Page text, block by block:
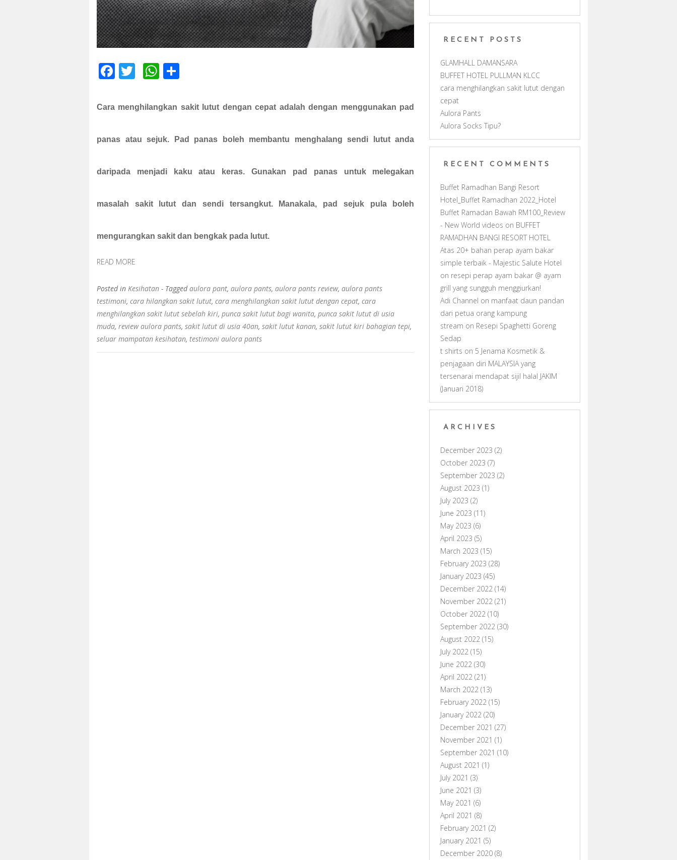
F
e
o
k
T
tt
W
at
A
p
ar
Cara menghilangkan sakit lutut dengan cepat adalah dengan menggunakan pad
panas atau sejuk. Pad panas boleh membantu menghalang sendi lututanda
daripada menjadi kaku atau keras.Gunakan pad panas untuk melegakan
masalah sakit lutut dan sendi tersangkut. Manakala, pad sejuk pula boleh
mengurangkan sakit dan bengkak pada lutut.
READ MORE
Posted in Kesihatan - Taggedaulora pant, aulora pants, aulora pants review, aulora pants
testimoni, cara hilangkan sakit lutut, cara menghilangkan sakit lutut dengan cepat, cara
menghilangkan sakit lutut sebelah kiri, punca sakit lutut bagi wanita, punca sakit lutut di usia
muda, review aulora pants, sakit lutut di usia 40an, sakit lutut kanan, sakit lutut kiri bahagian tepi,
seluar mampatan kesihatan, testimoni aulora pants
m h
n
l
RECENT POSTS
GLAMHALL DAMANSARA
BUFFET HOTEL PULLMAN KLCC
cara menghilangkan sakit lutut dengan
cepat
Aulora Pants
Aulora Socks Tipu?
RECENT COMMENTS
Buffet Ramadhan Bangi Resort
Hotel_Buffet Ramadhan 2022_Hotel
Buffet Ramadan Bawah RM100_Review
- New World videos on BUFFET
RAMADHAN BANGI RESORT HOTEL
Atas 20+ bahan perap ayam bakar
simple terbaik - Majestic Salute Hotel
on resepi perap ayam bakar @ ayam
grill yang sungguh menggiurkan!
Adi Channel on manfaat daun pandan
dari petua orang kampung
stream on Resepi Spaghetti Goreng
Sedap
t shirts on 5 Jenama Kosmetik &
penjagaan diri MALAYSIA yang
tersenarai mendapat sijil halal JAKIM
(Januari 2018)
ARCHIVES
December 2023 (2)
October 2023 (7)
September 2023 (2)
August 2023 (1)
July 2023 (2)
June 2023 (11)
May 2023 (6)
April 2023 (5)
March 2023 (15)
February 2023 (28)
January 2023 (45)
December 2022 (14)
November 2022 (21)
October 2022 (10)
September 2022 (30)
August 2022 (15)
July 2022 (15)
June 2022 (30)
April 2022 (21)
March 2022 (13)
February 2022 (15)
January 2022 (20)
December 2021 (27)
November 2021 (1)
September 2021 (10)
August 2021 (1)
July 2021 (3)
June 2021 (3)
May 2021 (6)
April 2021 (8)
February 2021 (2)
January 2021 (5)
December 2020 (8)